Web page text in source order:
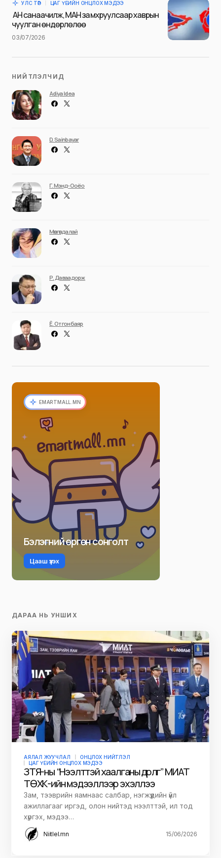
Илгээх
УЛС ТӨР ЦАГ ҮЕИЙН ОНЦЛОХ МЭДЭЭ
АН санаачилж, МАН замхруулсаар хаврын
чуулган өндөрлөлөө
03/07/2026
НИЙТЛЭЛЧИД
Adiya Idea
D. Sainbayar
Г. Мэнд-Ооёо
Мөнгөндалай
Р. Даваадорж
Ё. Отгонбаяр
EMARTMALL.MN
Бэлэгний өргөн сонголт
Цааш үзэх
ДАРАА НЬ УНШИХ
АЯЛАЛ ЖУУЧЛАЛ
ОНЦЛОХ НИЙТЛЭЛ
ЦАГ ҮЕИЙН ОНЦЛОХ МЭДЭЭ
ЗТЯ-ны “Нээлттэй хаалганы өдөрлөг” МИАТ
ТӨХК-ийн мэдээллээр эхэллээ
Зам, тээврийн яамнаас салбар, нэгжүүдийн үйл
ажиллагааг иргэд, олон нийтэд нээлттэй, ил тод
хүргэх, мэдээ…
Niitlel.mn 15/06/2026